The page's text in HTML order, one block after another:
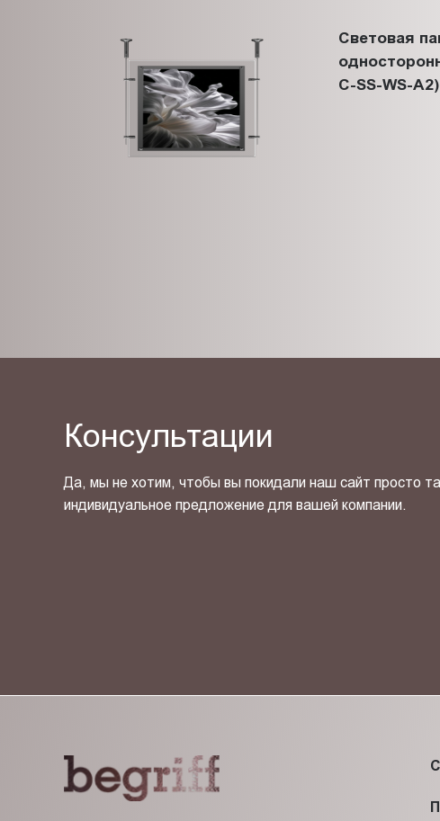
Световая
C-SS-WS-A2)
Консультации
Да, мы не хотим, чтобы вы покидали наш сайт просто
индивидуальное предложение для вашей компании.